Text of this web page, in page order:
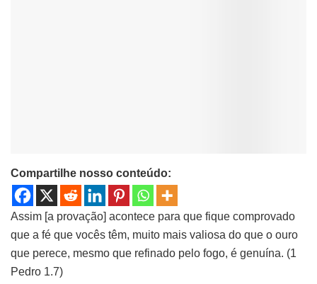
Compartilhe nosso conteúdo:
Assim [a provação] acontece para que fique comprovado
que a fé que vocês têm, muito mais valiosa do que o ouro
que perece, mesmo que refinado pelo fogo, é genuína. (1
Pedro 1.7)